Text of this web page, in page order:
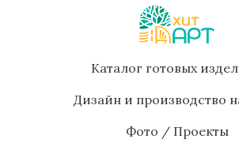
Каталог готовых
Дизайн и производство
Фото / Проекты